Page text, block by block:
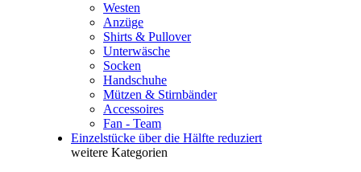
Westen
Anzüge
Shirts & Pullover
Unterwäsche
Socken
Handschuhe
Mützen & Stirnbänder
Accessoires
Fan - Team
Einzelstücke über die Hälfte reduziert
weitere Kategorien